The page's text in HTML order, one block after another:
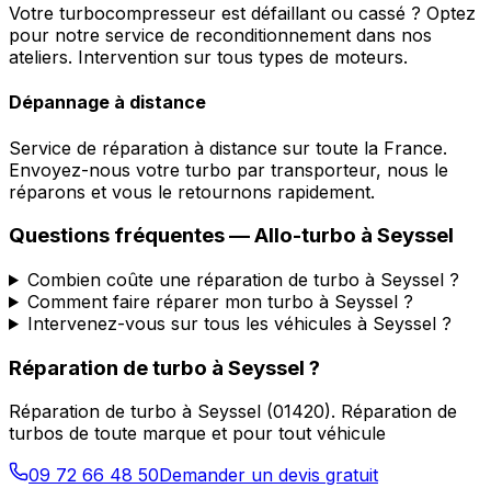
Votre turbocompresseur est défaillant ou cassé ? Optez
pour notre service de reconditionnement dans nos
ateliers. Intervention sur tous types de moteurs.
Dépannage à distance
Service de réparation à distance sur toute la France.
Envoyez-nous votre turbo par transporteur, nous le
réparons et vous le retournons rapidement.
Questions fréquentes —Allo-turbo à Seyssel
Combien coûte une réparation de turbo à Seyssel ?
Comment faire réparer mon turbo à Seyssel ?
Intervenez-vous sur tous les véhicules à Seyssel ?
Réparation de turbo à Seyssel ?
Réparation de turbo à Seyssel (01420). Réparation de
turbos de toute marque et pour tout véhicule
09 72 66 48 50Demander un devis gratuit